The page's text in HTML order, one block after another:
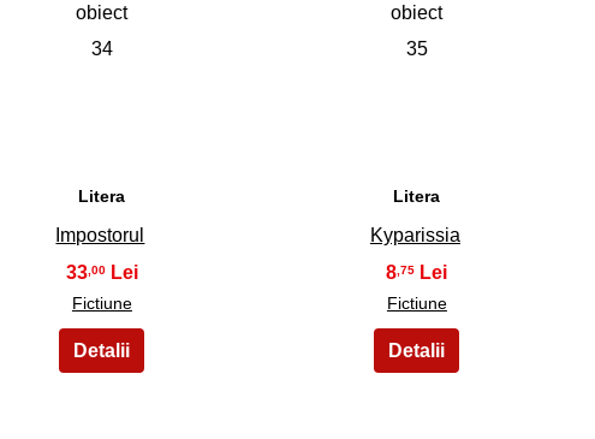
34
Litera
Impostorul
33,00
Fictiune
35
Litera
Kyparissia
8,75
Fictiune